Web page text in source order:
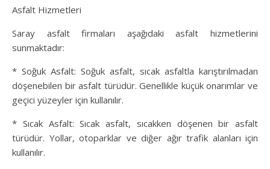
Asfalt Hizmetleri
Saray asfalt firmaları aşağıdaki asfalt hizmetlerini
sunmaktadır:
* Soğuk Asfalt: Soğuk asfalt, sıcak asfaltla karıştırılmadan
döşenebilen bir asfalt türüdür. Genellikle küçük onarımlar ve
geçici yüzeyler için kullanılır.
* Sıcak Asfalt: Sıcak asfalt, sıcakken döşenen bir asfalt
türüdür. Yollar, otoparklar ve diğer ağır trafik alanları için
kullanılır.